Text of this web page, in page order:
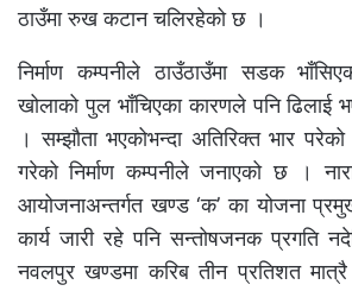
ठाउँमा रुख कटान चलिरहेको छ ।
निर्माण कम्पनीले ठाउँठाउँमा सडक
खोलाको पुल भाँचिएका कारणले पनि ढिलाई
। सम्झौता भएकोभन्दा अतिरिक्त भार
गरेको निर्माण कम्पनीले जनाएको छ ।
आयोजनाअन्तर्गत खण्ड ‘क’ का योजना
कार्य जारी रहे पनि सन्तोषजनक प्रगति
नवलपुर खण्डमा करिब तीन प्रतिशत मात्रै